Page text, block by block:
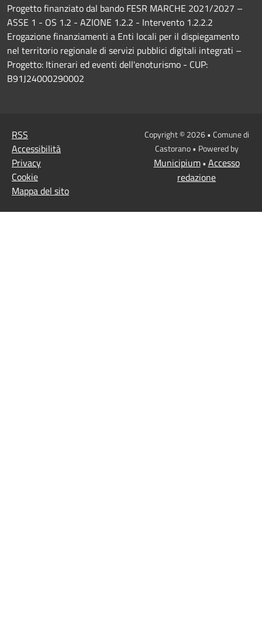
Progetto finanziato dal bando FESR MARCHE 2021/2027 –
ASSE 1 - OS 1.2 - AZIONE 1.2.2 - Intervento 1.2.2.2
Erogazione finanziamenti a Enti locali per il dispiegamento
nel territorio regionale di servizi pubblici digitali integrati –
Progetto: Itinerari ed eventi dell'enoturismo - CUP:
B91J24000290002
RSS
Accessibilità
Privacy
Cookie
Mappa del sito
Copyright © 2026 • Comune di
Castorano • Powered by
Municipium• Accesso
redazione